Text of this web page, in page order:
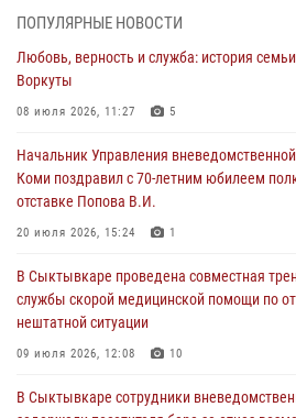
задержали необычного покупателя
20 июля 2026, 15:03
сотрудника вневедомственной охраны по
11 июля 2026, 16:00
В Сыктывкаре проведена совместная
нештатной ситуации
09 июля 2026, 12:08
Любовь, верность и служба: история семьи
08 июля 2026, 11:27
ПОПУЛЯРНЫЕ НОВОСТИ
Любовь, верность и служба: история
Воркуты
08 июля 2026, 11:27 5
Начальник Управления
Коми поздравил с 70-летним юбилеем
отставке Попова В.И.
20 июля 2026, 15:24 1
В Сыктывкаре проведена совместная
службы скорой медицинской помощи по
нештатной ситуации
09 июля 2026, 12:08 10
В Сыктывкаре сотрудники